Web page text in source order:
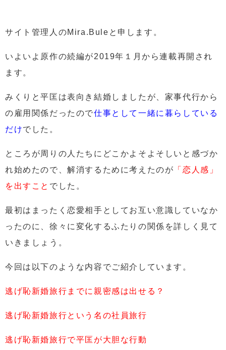
サイト管理人のMira.Buleと申します。
いよいよ原作の続編が2019年１月から連載再開され
ます。
みくりと平匡は表向き結婚しましたが、家事代行から
の雇用関係だったので仕事として一緒に暮らしている
だけでした。
ところが周りの人たちにどこかよそよそしいと感づか
れ始めたので、解消するために考えたのが 「恋人感」
を出すこと でした。
最初はまったく恋愛相手としてお互い意識していなか
ったのに、徐々に変化するふたりの関係を詳しく見て
いきましょう。
今回は以下のような内容でご紹介しています。
逃げ恥新婚旅行までに親密感は出せる？
逃げ恥新婚旅行という名の社員旅行
逃げ恥新婚旅行で平匡が大胆な行動